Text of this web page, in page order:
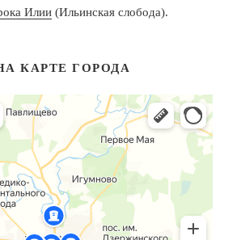
Илии (Ильинская слобода).
КАРТЕ ГОРОДА